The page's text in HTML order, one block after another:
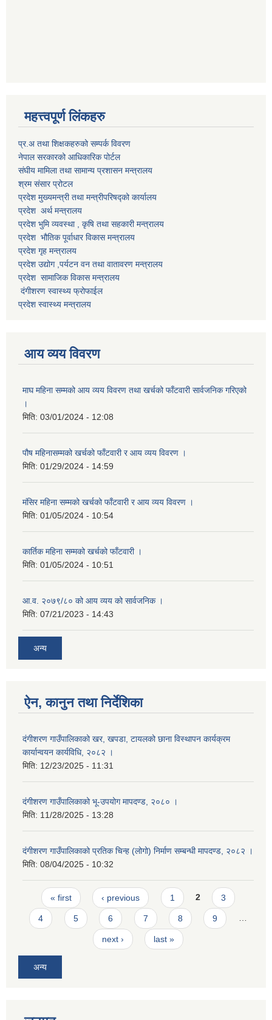
महत्त्वपूर्ण लिंकहरु
प्र.अ तथा शिक्षकहरुको सम्पर्क विवरण
नेपाल सरकारको आधिकारिक पोर्टल
संघीय मामिला तथा सामान्य प्रशासन मन्त्रालय
श्रम संसार प्रोटल
प्रदेश मुख्यमन्त्री तथा मन्त्रीपरिषद्को कार्यालय
प्रदेश अर्थ मन्त्रालय
प्रदेश भुमि व्यवस्था , कृषि तथा सहकारी मन्त्रालय
प्रदेश भौतिक पूर्वाधार विकास मन्त्रालय
प्रदेश गृह मन्त्रालय
प्रदेश उद्योग ,पर्यटन वन तथा वातावरण मन्त्रालय
प्रदेश सामाजिक विकास मन्त्रालय
दंगीशरण स्वास्थ्य फ्रोफाईल
प्रदेश स्वास्थ्य मन्त्रालय
आय व्यय विवरण
माघ महिना सम्मको आय व्यय विवरण तथा खर्चको फाँटवारी सार्वजनिक गरिएको
।
मिति: 03/01/2024 - 12:08
पौष महिनासम्मको खर्चको फाँटवारी र आय व्यय विवरण ।
मिति: 01/29/2024 - 14:59
मंसिर महिना सम्मको खर्चको फाँटवारी र आय व्यय विवरण ।
मिति: 01/05/2024 - 10:54
कार्तिक महिना सम्मको खर्चको फाँटवारी ।
मिति: 01/05/2024 - 10:51
आ.व. २०७९/८० को आय व्यय को सार्वजनिक ।
मिति: 07/21/2023 - 14:43
अन्य
ऐन, कानुन तथा निर्देशिका
दंगीशरण गाउँपालिकाको खर, खपडा, टायलको छाना विस्थापन कार्यक्रम
कार्यान्वयन कार्यविधि, २०८२ ।
मिति: 12/23/2025 - 11:31
दंगीशरण गाउँपालिकाको भू-उपयोग मापदण्ड, २०८० ।
मिति: 11/28/2025 - 13:28
दंगीशरण गाउँपालिकाको प्रतिक चिन्ह (लोगो) निर्माण सम्बन्धी मापदण्ड, २०८२ ।
मिति: 08/04/2025 - 10:32
Pages
« first ‹ previous 1 2 3
4 5 6 7 8 9 …
next › last »
अन्य